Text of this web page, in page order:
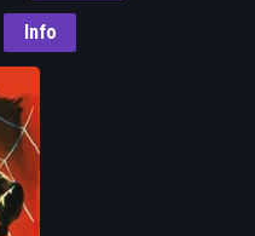
Info